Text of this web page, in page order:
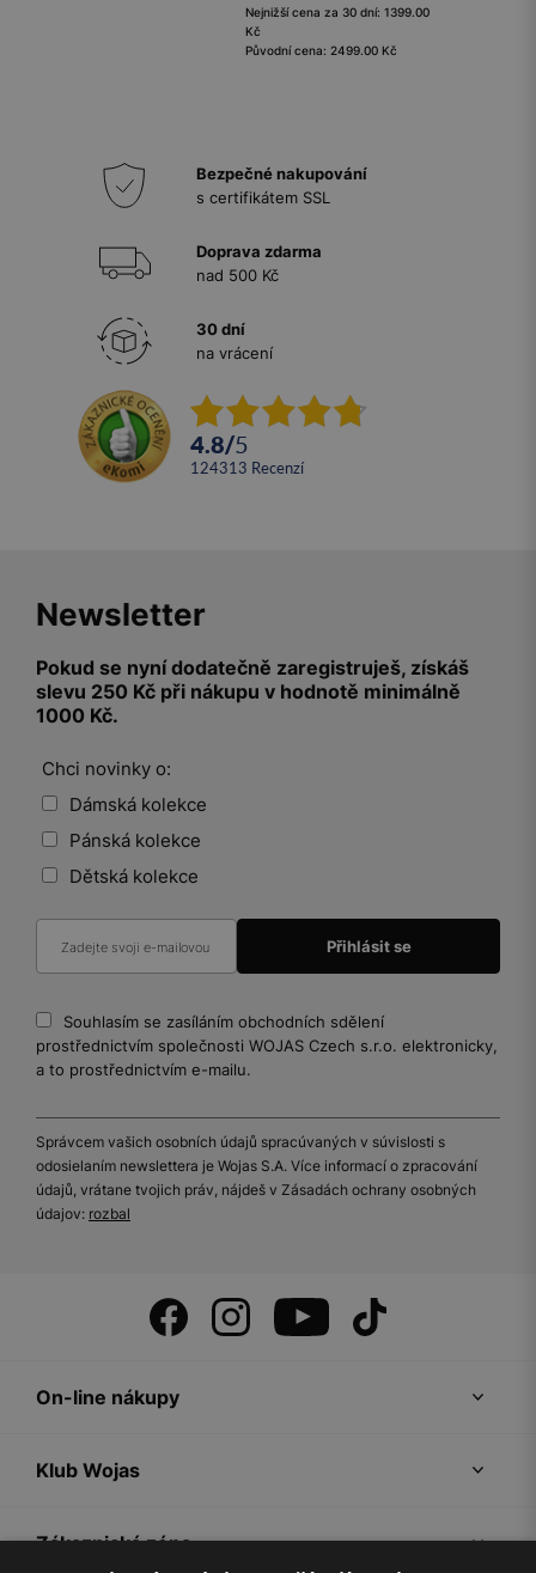
Nejnižší cena za 30 dní: 1399.00
Kč
Původní cena: 2499.00 Kč
Bezpečné nakupování
s certifikátem SSL
Doprava zdarma
nad 500 Kč
30 dní
na vrácení
4.8/5
124313 recenzí
Newsletter
Pokud se nyní dodatečně zaregistruješ, získáš
slevu 250 Kč při nákupu v hodnotě minimálně
1000 Kč.
Chci novinky o:
Dámská kolekce
Pánská kolekce
Dětská kolekce
Souhlasím se zasíláním obchodních sdělení
prostřednictvím společnosti WOJAS Czech s.r.o. elektronicky,
a to prostřednictvím e-mailu.
Správcem vašich osobních údajů spracúvaných v súvislosti s
odosielaním newslettera je Wojas S.A. Více informací o zpracování
údajů, vrátane tvojich práv, nájdeš v Zásadách ochrany osobných
údajov: rozbal
On-line nákupy
Klub Wojas
Zákaznická zóna